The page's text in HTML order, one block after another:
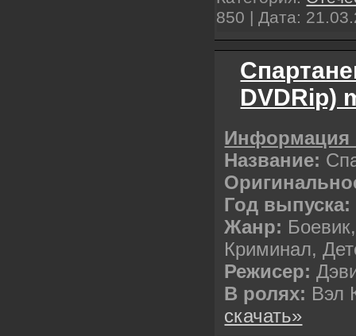
850 | Дата:
DVDRip)
Название:
Год выпуска:
Жанр:
Криминал,
Режисер:
В ролях: Вэл
скачать»